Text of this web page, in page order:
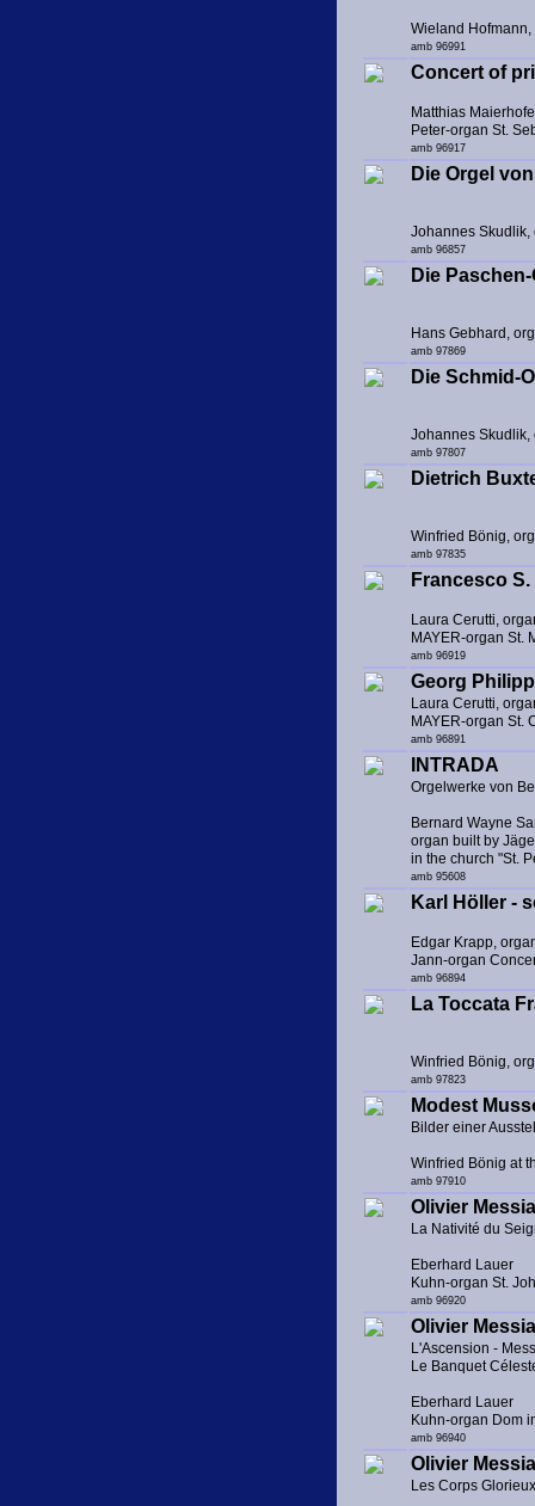
Wieland
amb 96991
Concert of
Matthias
Peter-organ St.
amb 96917
Die Orgel
Johannes Skudlik,
amb 96857
Die
Hans Gebhard,
amb 97869
Die Schmid-
Johannes Skudlik,
amb 97807
Dietrich
Winfried Bönig,
amb 97835
Francesco
Laura Cerutti,
MAYER-organ St.
amb 96919
Georg
Laura Cerutti,
MAYER-organ St.
amb 96891
INTRADA
Orgelwerke von
Bernard Wayne
organ built by
in the church "St.
amb 95608
Karl Höller -
Edgar Krapp,
Jann-organ
amb 96894
La Toccata
Winfried Bönig,
amb 97823
Modest
Bilder einer
Winfried Bönig at
amb 97910
Olivier
La Nativité du
Eberhard Lauer
Kuhn-organ St.
amb 96920
Olivier
L'Ascension -
Le Banquet
Eberhard Lauer
Kuhn-organ Dom
amb 96940
Olivier
Les Corps